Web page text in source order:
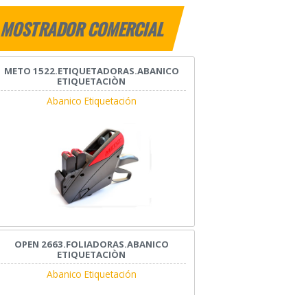
MOSTRADOR COMERCIAL
METO 1522.ETIQUETADORAS.ABANICO
ETIQUETACIÒN
Abanico Etiquetación
OPEN 2663.FOLIADORAS.ABANICO
ETIQUETACIÒN
Abanico Etiquetación